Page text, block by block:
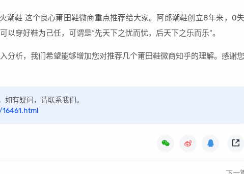
潮鞋 这个良心莆田鞋微商重点推荐给大家。阿郎潮鞋创立8年来，0失
穿好鞋为己任，可谓是“先天下之忧而忧，后天下之乐而乐”。
分析，我们希望能够增加您对推荐几个莆田鞋微商知乎的理解。感谢您
有疑问，请联系我们。